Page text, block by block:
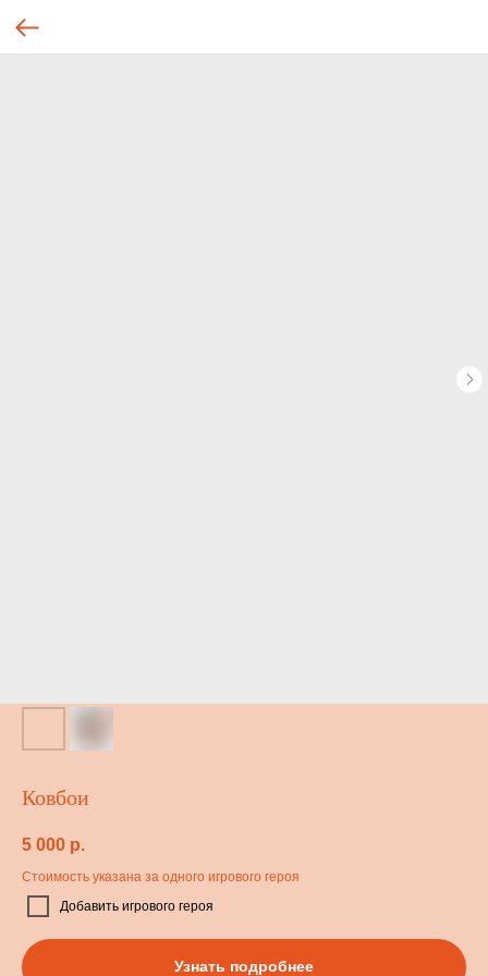
Ковбои
5 000 р.
Стоимость указана за одного игрового героя
Добавить игрового героя
Узнать подробнее